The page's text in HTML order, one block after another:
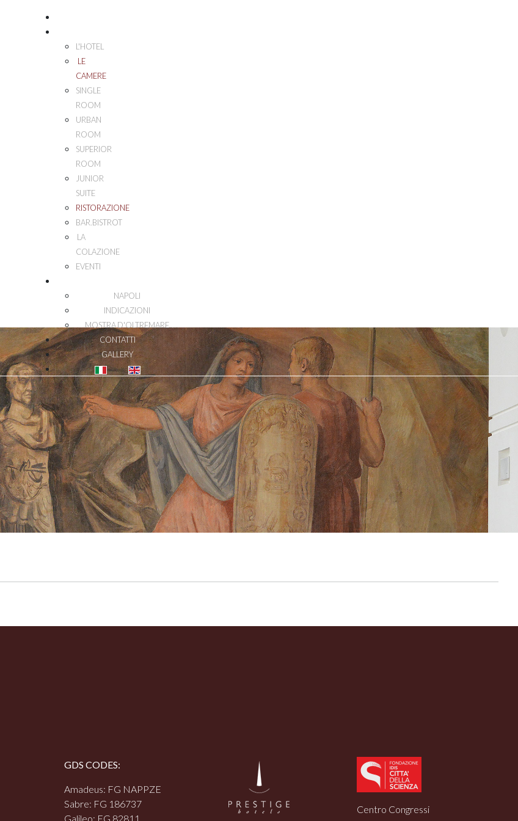
L'HOTEL
LE
CAMERE
SINGLE
ROOM
URBAN
ROOM
SUPERIOR
ROOM
JUNIOR
SUITE
RISTORAZIONE
BAR.BISTROT
LA
COLAZIONE
EVENTI
NAPOLI
INDICAZIONI
MOSTRA D'OLTREMARE
CONTATTI
GALLERY
Seleziona la tua lingua
GDS CODES:
Amadeus: FG NAPPZE
Sabre: FG 186737
Galileo: FG 82811
Centro Congressi